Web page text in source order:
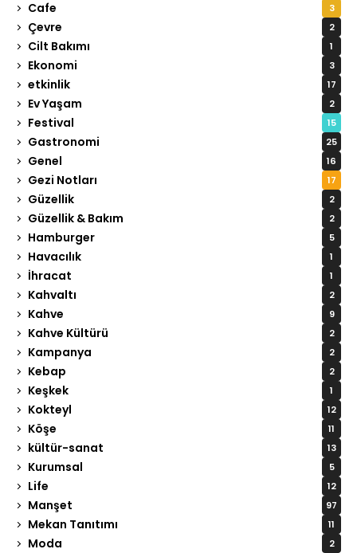
Cafe 3
Çevre 2
Cilt Bakımı 1
Ekonomi 3
etkinlik 17
Ev Yaşam 2
Festival 15
Gastronomi 25
Genel 16
Gezi Notları 17
Güzellik 2
Güzellik & Bakım 2
Hamburger 5
Havacılık 1
İhracat 1
Kahvaltı 2
Kahve 9
Kahve Kültürü 2
Kampanya 2
Kebap 2
Keşkek 1
Kokteyl 12
Köşe 11
kültür-sanat 13
Kurumsal 5
Life 12
Manşet 97
Mekan Tanıtımı 11
Moda 2